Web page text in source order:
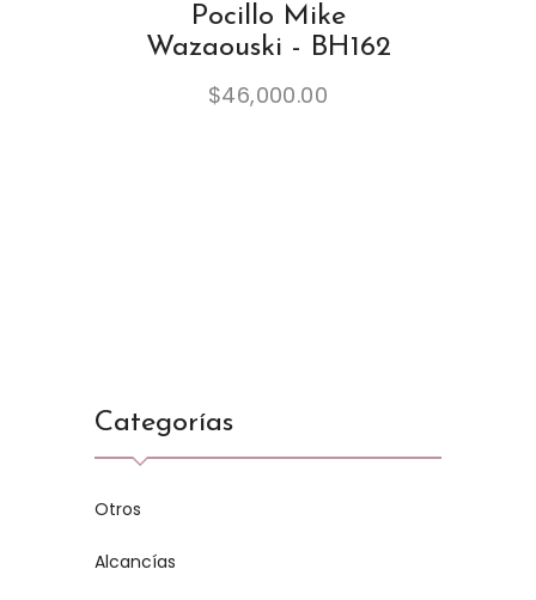
Pocillo Mike
Wazaouski - BH162
$46,000.00
Categorías
Otros
Alcancías